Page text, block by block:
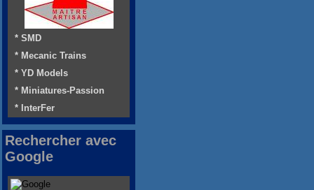
* SMD
* Mecanic Trains
* YD Models
* Miniatures-Passion
* InterFer
Rechercher avec
Google